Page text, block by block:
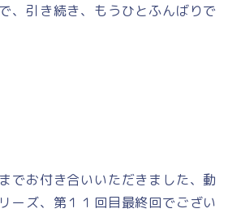
、引き続き、もうひとふんばりで
でお付き合いいただきました、動
ーズ、第１１回目最終回でござい